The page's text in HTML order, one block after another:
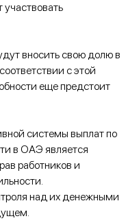
участвовать
вносить свою долю в
с этой
еще предстоит
системы выплат по
в ОАЭ является
работников и
над их денежными